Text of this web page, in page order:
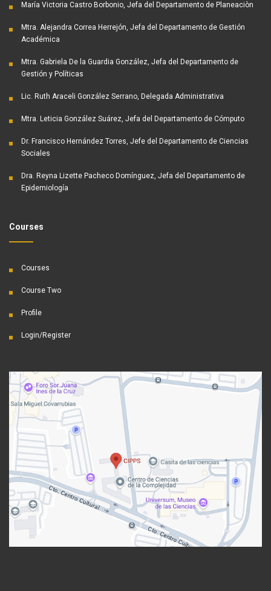
María Victoria Castro Borbonio, Jefa del Departamento de Planeaciòn
Mtra. Alejandra Correa Herrejón, Jefa del Departamento de Gestión
Académica
Mtra. Gabriela De la Guardia González, Jefa del Departamento de
Gestión y Políticas
Lic. Ruth Araceli González Serrano, Delegada Administrativa
Mtra. Leticia González Suárez, Jefa del Departamento de Cómputo
Dr. Francisco Hernández Torres, Jefe del Departamento de Ciencias
Sociales
Dra. Reyna Lizette Pacheco Domínguez, Jefa del Departamento de
Epidemiología
Courses
Courses
Course Two
Profile
Login/Register